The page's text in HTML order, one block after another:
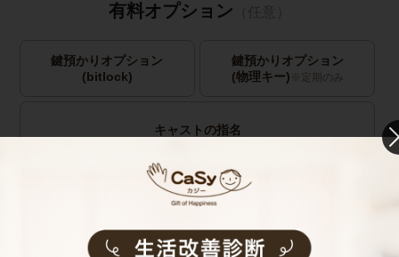
有料オプション
鍵預かりオプション
(bitlock)
鍵預かりオプション
(物理キー) ※定期のみ
キャストの指名
お見積り内容